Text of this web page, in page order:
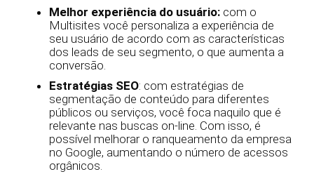
Melhor experiência do usuário: com o
Multisites você personaliza a experiência de
seu usuário de acordo com as características
dos leads de seu segmento, o que aumenta a
conversão.
Estratégias SEO: com estratégias de
segmentação de conteúdo para diferentes
públicos ou serviços, você foca naquilo que é
relevante nas buscas on-line. Com isso, é
possível melhorar o ranqueamento da empresa
no Google, aumentando o número de acessos
orgânicos.